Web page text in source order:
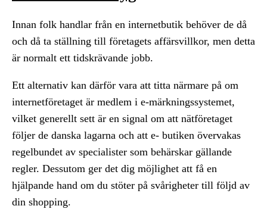
Innan folk handlar från en internetbutik behöver de då
och då ta ställning till företagets affärsvillkor, men detta
är normalt ett tidskrävande jobb.
Ett alternativ kan därför vara att titta närmare på om
internetföretaget är medlem i e-märkningssystemet,
vilket generellt sett är en signal om att nätföretaget
följer de danska lagarna och att e- butiken övervakas
regelbundet av specialister som behärskar gällande
regler. Dessutom ger det dig möjlighet att få en
hjälpande hand om du stöter på svårigheter till följd av
din shopping.